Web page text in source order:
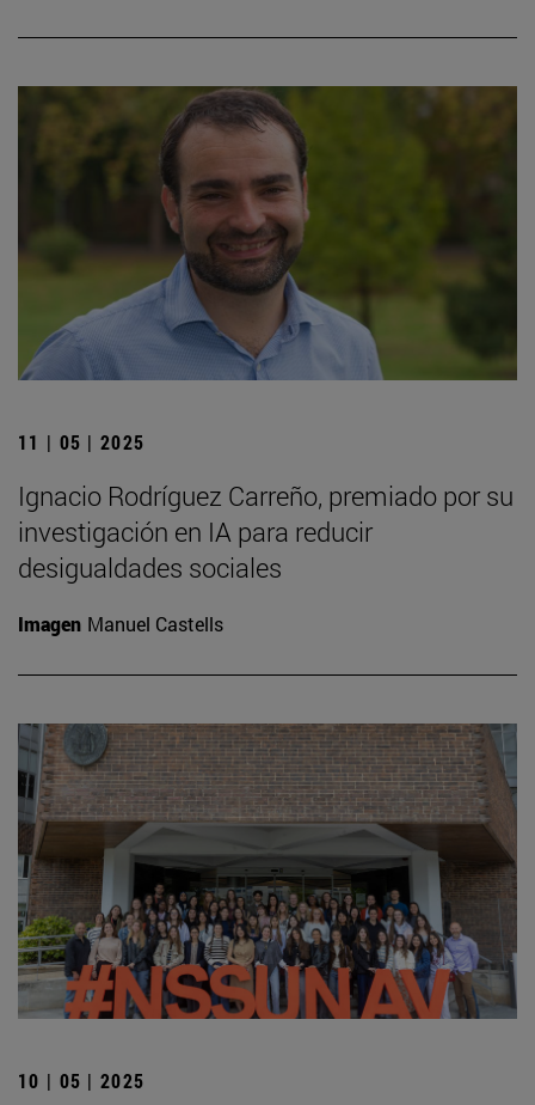
11 | 05 | 2025
Ignacio Rodríguez Carreño, premiado por su
investigación en IA para reducir
desigualdades sociales
Imagen Manuel Castells
10 | 05 | 2025